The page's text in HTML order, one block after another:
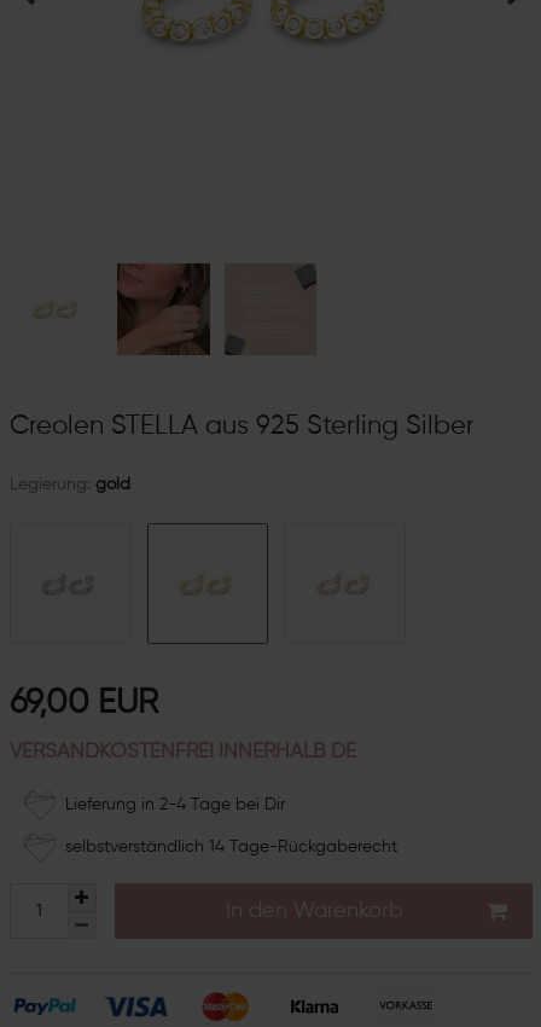
Creolen STELLA aus 925 Sterling Silber
Legierung: gold
69,00 EUR
VERSANDKOSTENFREI INNERHALB DE
Lieferung in 2-4 Tage bei Dir
selbstverständlich 14 Tage-Rückgaberecht
In den Warenkorb